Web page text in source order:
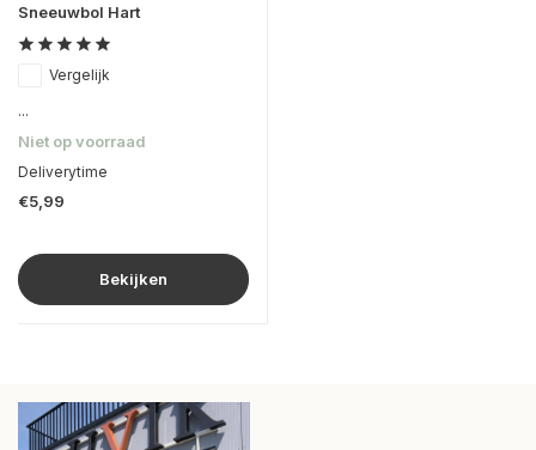
Sneeuwbol Hart
Vergelijk
...
Niet op voorraad
Deliverytime
€5,99
Bekijken